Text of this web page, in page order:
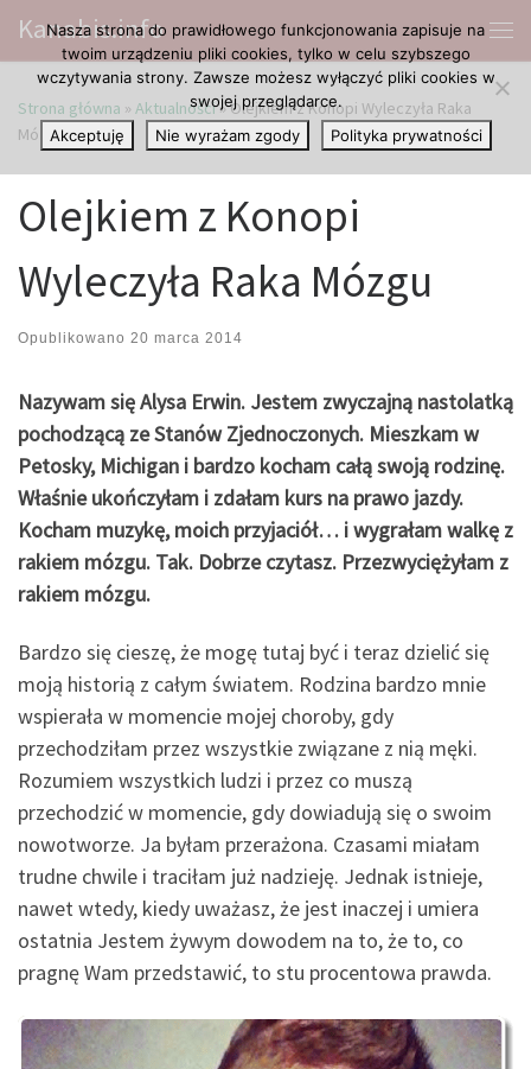
Przejdź do treści
Kanabis.info
Strona główna » Aktualności»Olejkiem z Konopi Wyleczyła Raka
Mózgu
Olejkiem z Konopi
Wyleczyła Raka Mózgu
Opublikowano 20 marca 2014
Nazywam się Alysa Erwin. Jestem zwyczajną nastolatką
pochodzącą ze Stanów Zjednoczonych. Mieszkam w
Petosky, Michigan i bardzo kocham całą swoją rodzinę.
Właśnie ukończyłam i zdałam kurs na prawo jazdy.
Kocham muzykę, moich przyjaciół… i wygrałam walkę z
rakiem mózgu. Tak. Dobrze czytasz. Przezwyciężyłam z
rakiem mózgu.
Bardzo się cieszę, że mogę tutaj być i teraz dzielić się
moją historią z całym światem. Rodzina bardzo mnie
wspierała w momencie mojej choroby, gdy
przechodziłam przez wszystkie związane z nią męki.
Rozumiem wszystkich ludzi i przez co muszą
przechodzić w momencie, gdy dowiadują się o swoim
nowotworze. Ja byłam przerażona. Czasami miałam
trudne chwile i traciłam już nadzieję. Jednak istnieje,
nawet wtedy, kiedy uważasz, że jest inaczej i umiera
ostatnia Jestem żywym dowodem na to, że to, co
pragnę Wam przedstawić, to stu procentowa prawda.
Nasza strona do prawidłowego funkcjonowania zapisuje na
twoim urządzeniu pliki cookies, tylko w celu szybszego
wczytywania strony. Zawsze możesz wyłączyć pliki cookies w
swojej przeglądarce.
Akceptuję
Nie wyrażam zgody Polityka prywatności